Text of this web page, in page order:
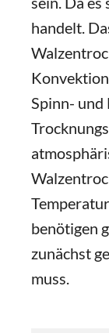
handelt.
Spinn- und
benötigen
zunächst
muss.